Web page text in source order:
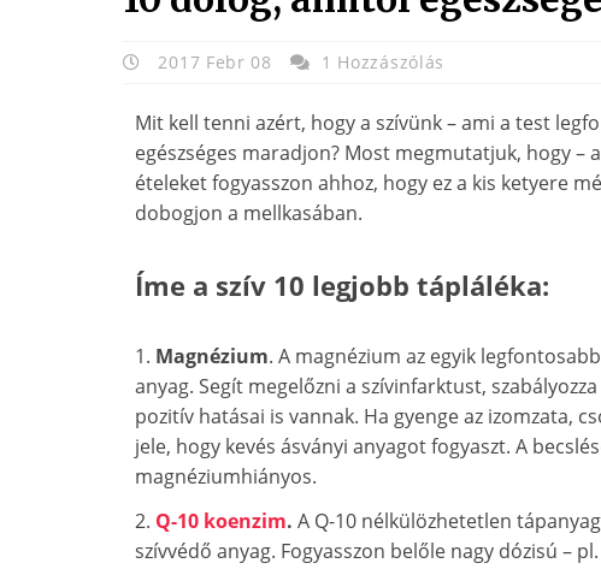
2017 Febr 08 1 Hozzászólás
Mit kell tenni azért, hogy a szívünk – ami a test
egészséges maradjon? Most megmutatjuk, hogy –
ételeket fogyasszon ahhoz, hogy ez a kis ketyere
dobogjon a mellkasában.
Íme a szív 10 legjobb tápláléka:
1. Magnézium. A magnézium az egyik
anyag. Segít megelőzni a szívinfarktust,
pozitív hatásai is vannak. Ha gyenge az izomzata,
jele, hogy kevés ásványi anyagot fogyaszt. A
magnéziumhiányos.
2. Q-10 koenzim. A Q-10 nélkülözhetetlen
szívvédő anyag. Fogyasszon belőle nagy dózisú –